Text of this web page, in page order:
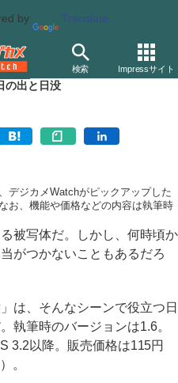
by Translate
検索 Impressサイト
アプリ/ソフトウェア
その他
の出と日没
デジカメWatchがピックアップした
お、機能や価格などの内容は執筆時
被写体だ。しかし、何時頃か
がつかないこともあるだろ
は、そんなシーンで役立つ日
執筆時のバージョンは1.6。
3.2以降。販売価格は115円
。